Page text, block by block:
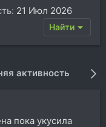
21 Июл 2026
Найти
активность
пока укусила